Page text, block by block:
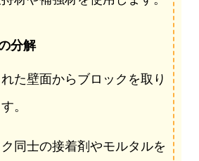
分解
た壁面からブロックを取り
。
同士の接着剤やモルタルを